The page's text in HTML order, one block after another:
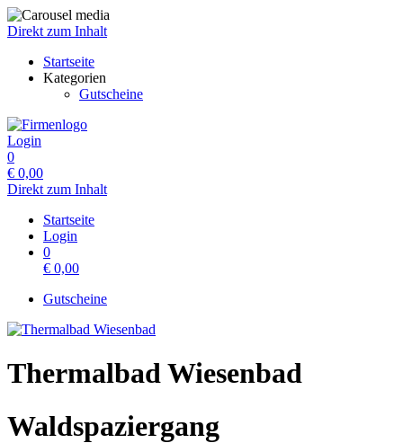
Direkt zum Inhalt
Startseite
Kategorien
Gutscheine
Login
0
€ 0,00
Direkt zum Inhalt
Startseite
Login
0
€ 0,00
Gutscheine
Thermalbad Wiesenbad
Waldspaziergang